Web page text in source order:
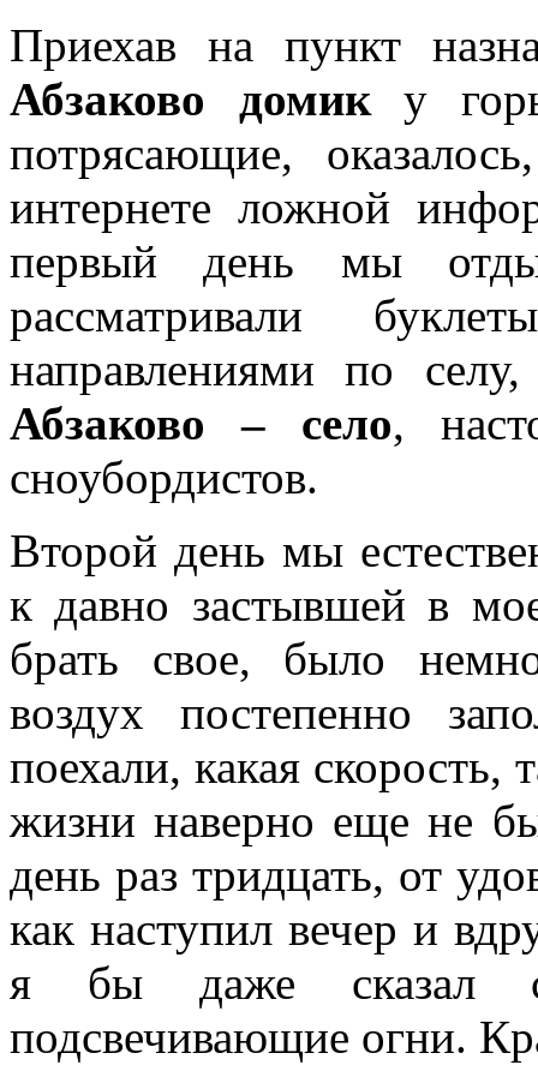
Приехав на пункт
Абзаково домику
потрясающие,
интернете ложной
первый день мы
рассматривали
направлениями по
Абзаково – село,
сноубордистов.
Второй день мы
к давно застывшей в
брать свое, было
воздух постепенно
поехали, какая скорость,
жизни наверно еще не
день раз тридцать, от
как наступил вечер и
я бы даже сказал
подсвечивающие огни.